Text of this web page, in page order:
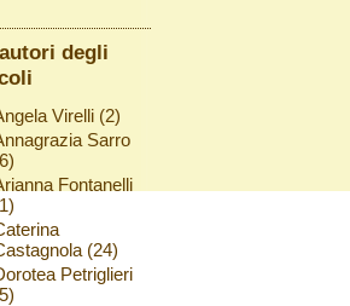
degli
Virelli(2)
Sarro
Fontanelli
(24)
Petriglieri